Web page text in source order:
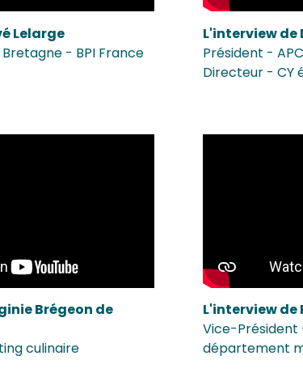
Lelarge
- BPI France
L'interview de
Président -
Directeur - CY
Brégeon de
culinaire
L'interview de
Vice-Président
département